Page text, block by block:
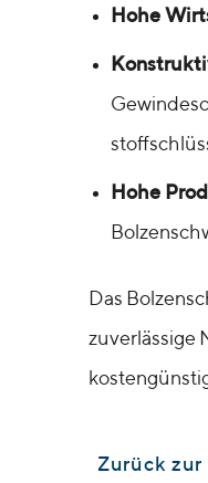
Hohe
Hohe
Das
zuverlässige
Zurück zur